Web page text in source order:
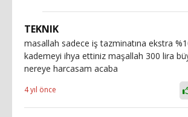
TEKNIK
masallah sadece iş tazminatına ekstra
kademeyi ihya ettiniz maşallah 300 lira
nereye harcasam acaba
4 yıl önce